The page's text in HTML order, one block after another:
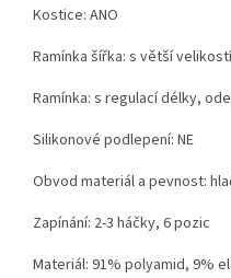
Kostice: ANO
Ramínka šířka: s větší
Ramínka: s regulací délky,
Silikonové podlepení: NE
Obvod materiál a pevnost:
Zapínání: 2-3 háčky, 6 pozic
Materiál: 91% polyamid, 9%